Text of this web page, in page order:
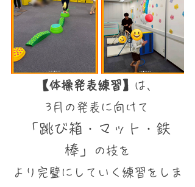
【体操発表練習】 は、
3月の発表に向けて
「跳び箱・マット・鉄
棒」
の技を
より完璧にしていく練習をしま